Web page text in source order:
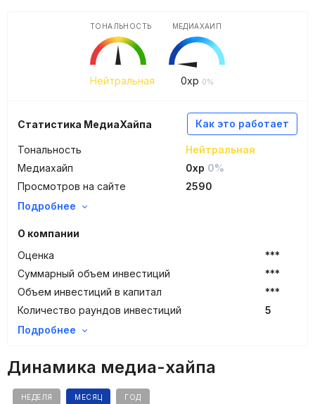
Нейтральная
ТОНАЛЬНОСТЬ
0xp 0%
МЕДИАХАЙП
Как это работает
Статистика МедиаХайпа
Тональность
Нейтральная
Медиахайп
0xp 0%
Просмотров на сайте
2590
Подробнее
О компании
Оценка
***
Суммарный объем инвестиций
***
Объем инвестиций в капитал
***
Количество раундов инвестиций
5
Подробнее
Динамика медиа-хайпа
НЕДЕЛЯ МЕСЯЦ ГОД